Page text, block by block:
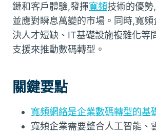
鏈和客戶體驗,發揮寬頻技術的優勢
並應對瞬息萬變的市場。同時,寬
決人才短缺、IT基礎設施複雜化等
支援來推動數碼轉型。
關鍵要點
寬頻網絡是企業數碼轉型的基
寬頻企業需要整合人工智能、